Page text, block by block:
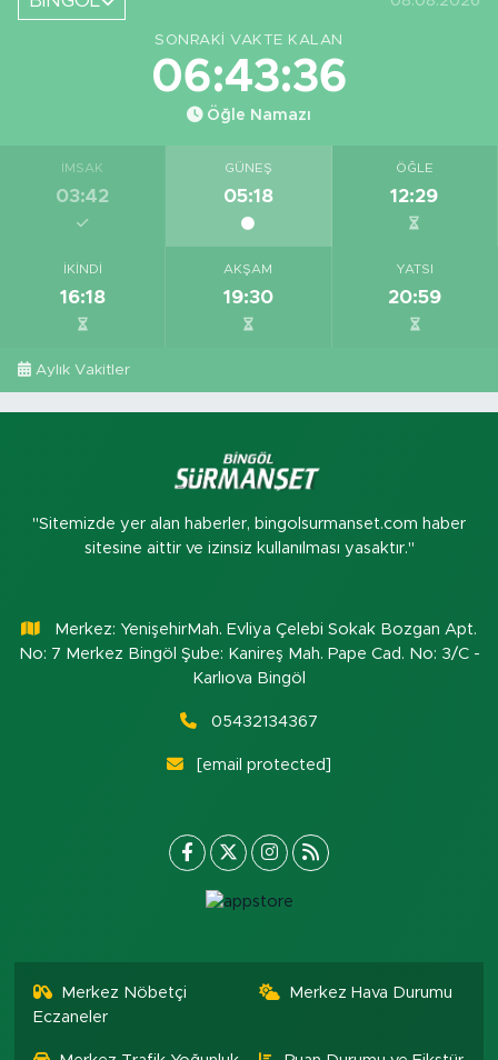
SONRAKI VAKTE KALAN
06:43:35
Öğle Namazı
İMSAK
03:42
GÜNEŞ
05:18
ÖĞLE
12:29
İKINDI
16:18
AKŞAM
19:30
YATSI
20:59
Aylık Vakitler
"Sitemizde yer alan haberler, bingolsurmanset.com haber
sitesine aittir ve izinsiz kullanılması yasaktır."
Merkez: YenişehirMah. Evliya Çelebi Sokak Bozgan Apt.
No: 7 Merkez Bingöl Şube: Kanireş Mah. Pape Cad. No: 3/C -
Karlıova Bingöl
05432134367
[email protected]
Merkez Nöbetçi
Eczaneler
Merkez Hava Durumu